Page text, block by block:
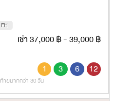
FH
เช่า 37,000 ฿ - 39,000 ฿
1 3 6 12
ายมากกว่า 30 วัน